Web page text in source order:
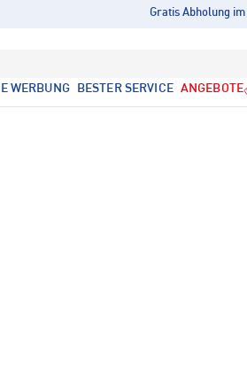
Gratis Abholung im
WERBUNG BESTER SERVICE ANGEBOTE